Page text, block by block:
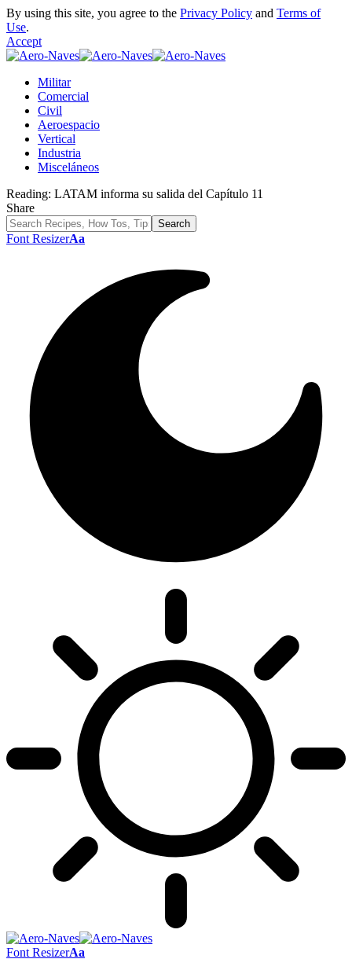
By using this site, you agree to the Privacy Policy and Terms of
Use.
Accept
Militar
Comercial
Civil
Aeroespacio
Vertical
Industria
Misceláneos
Reading: LATAM informa su salida del Capítulo 11
Share
Font ResizerAa
Font ResizerAa